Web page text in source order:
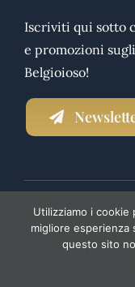
Iscriviti qui sotto
e promozioni
Belgioioso!
NEWSLETTER|
Utilizziamo i
migliore esperienza
questo sito